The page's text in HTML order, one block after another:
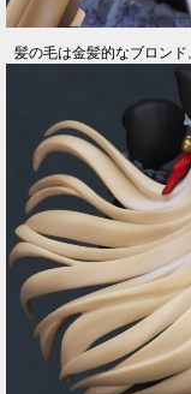
髪の毛は金髪的なブロンド